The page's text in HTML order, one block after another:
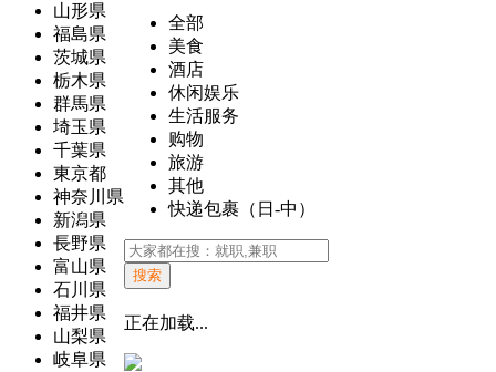
山形県
福島県
茨城県
栃木県
群馬県
埼玉県
千葉県
東京都
神奈川県
新潟県
長野県
富山県
石川県
福井県
山梨県
岐阜県
全部
美食
酒店
休闲娱乐
生活服务
购物
旅游
其他
快递包裹（日-中）
搜索
正在加载...